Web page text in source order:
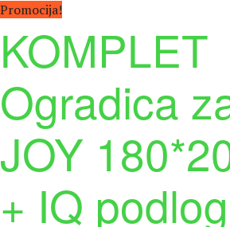
Promocija!
KOMPLET
Ogradica
JOY
+ IQ